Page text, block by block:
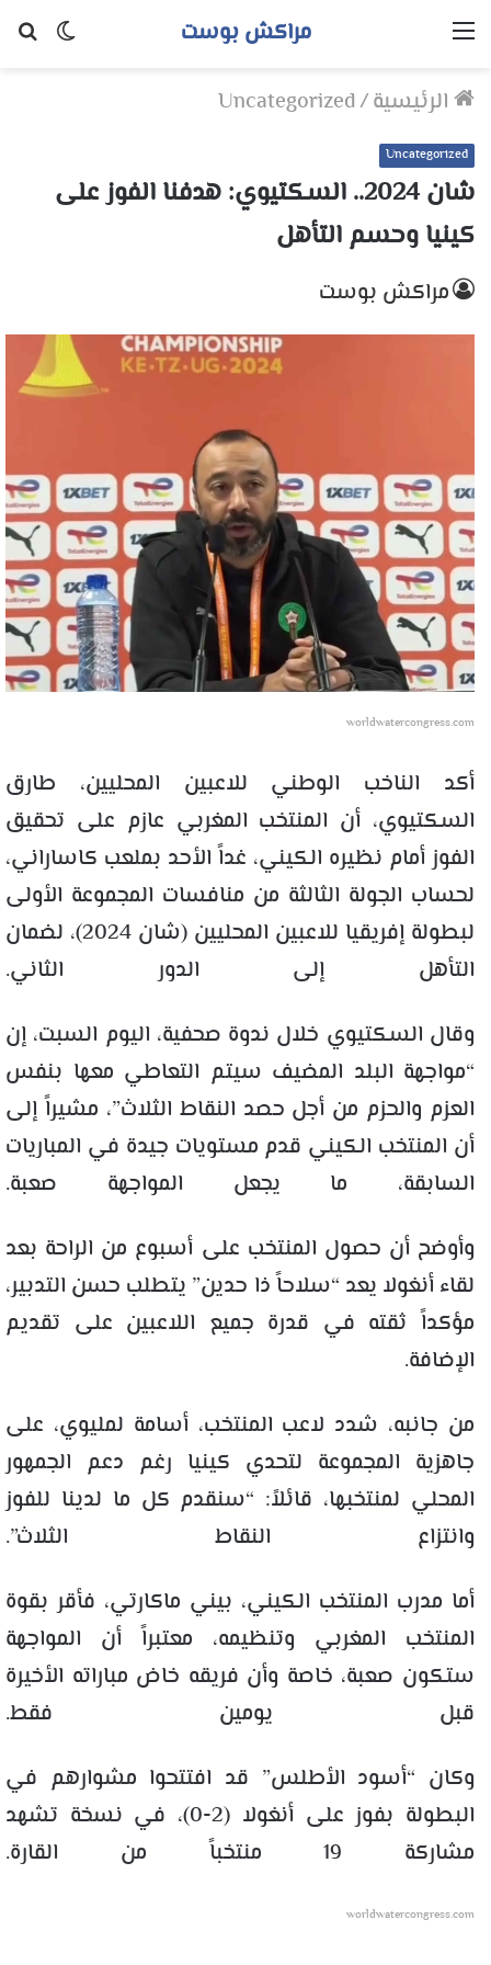
الوضع
مراكش بوست القائمة
الرئيسية/
Uncategorized
Uncategorized
شان 2024.. السكتيوي: هدفنا الفوز على
كينيا وحسم التأهل
مراكش بوست
worldwatercongress.com
أكد الناخب الوطني للاعبين المحليين، طارق
السكتيوي، أن المنتخب المغربي عازم على تحقيق
الفوز أمام نظيره الكيني، غداً الأحد بملعب كاساراني،
لحساب الجولة الثالثة من منافسات المجموعة الأولى
لبطولة إفريقيا للاعبين المحليين (شان 2024)، لضمان
التأهل إلى الدور الثاني.
وقال السكتيوي خلال ندوة صحفية، اليوم السبت، إن
“مواجهة البلد المضيف سيتم التعاطي معها بنفس
العزم والحزم من أجل حصد النقاط الثلاث”، مشيراً إلى
أن المنتخب الكيني قدم مستويات جيدة في المباريات
السابقة، ما يجعل المواجهة صعبة.
وأوضح أن حصول المنتخب على أسبوع من الراحة بعد
لقاء أنغولا يعد “سلاحاً ذا حدين” يتطلب حسن التدبير،
مؤكداً ثقته في قدرة جميع اللاعبين على تقديم
الإضافة.
من جانبه، شدد لاعب المنتخب، أسامة لمليوي، على
جاهزية المجموعة لتحدي كينيا رغم دعم الجمهور
المحلي لمنتخبها، قائلاً: “سنقدم كل ما لدينا للفوز
وانتزاع النقاط الثلاث”.
أما مدرب المنتخب الكيني، بيني ماكارتي، فأقر بقوة
المنتخب المغربي وتنظيمه، معتبراً أن المواجهة
ستكون صعبة، خاصة وأن فريقه خاض مباراته الأخيرة
قبل يومين فقط.
وكان “أسود الأطلس” قد افتتحوا مشوارهم في
البطولة بفوز على أنغولا (2-0)، في نسخة تشهد
مشاركة 19 منتخباً من القارة.
worldwatercongress.com